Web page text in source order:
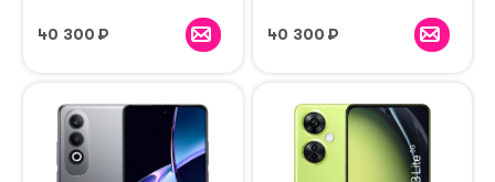
40 300 ₽ 40 300 ₽